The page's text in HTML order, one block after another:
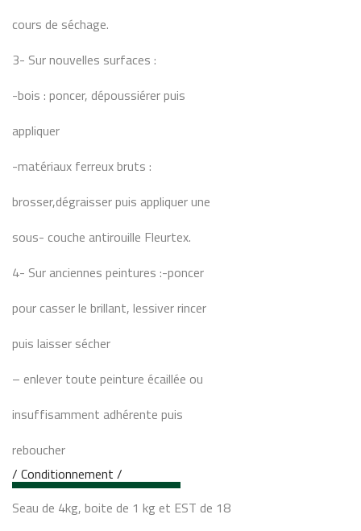
cours de séchage.
3- Sur nouvelles surfaces :
-bois : poncer, dépoussiérer puis
appliquer
-matériaux ferreux bruts :
brosser,dégraisser puis appliquer une
sous- couche antirouille Fleurtex.
4- Sur anciennes peintures :-poncer
pour casser le brillant, lessiver rincer
puis laisser sécher
– enlever toute peinture écaillée ou
insuffisamment adhérente puis
reboucher
/ Conditionnement /
Seau de 4kg, boite de 1 kg et EST de 18